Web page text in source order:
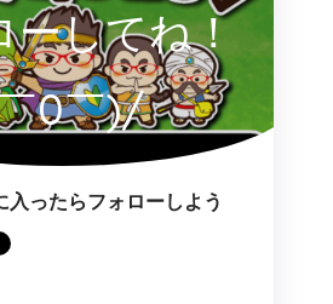
ーしてね！
0￣)/
入ったらフォローしよう